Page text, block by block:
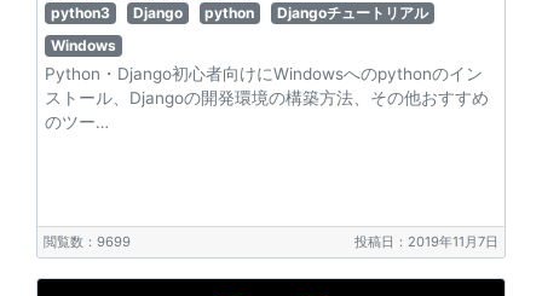
python3 Django python
Djangoチュートリアル
Windows
Python・Django初心者向けにWindowsへのpythonのイン
ストール、Djangoの開発環境の構築方法、その他おすすめ
のツー…
閲覧数：9699 投稿日：2019年11月7日